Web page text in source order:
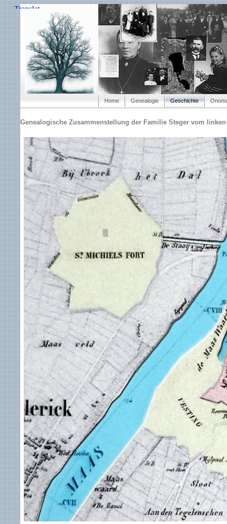
Home Genealogie Geschichte
Genealogische Zusammenstellung der Familie Steger vom